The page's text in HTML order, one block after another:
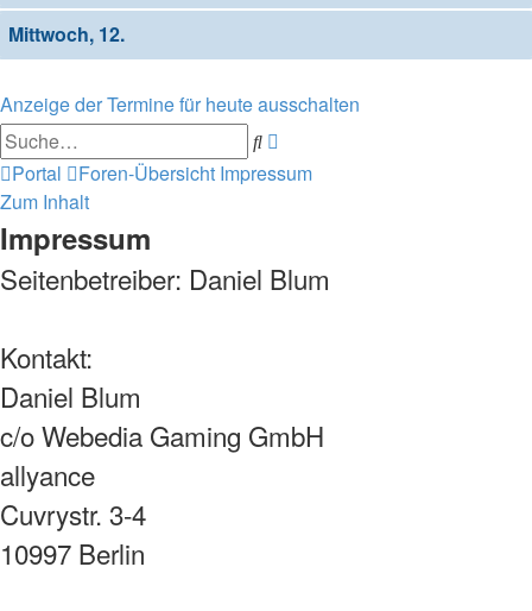
Mittwoch, 12.
Anzeige der Termine für heute ausschalten
Suche
Suche
Portal Foren-Übersicht Impressum
Zum Inhalt
Impressum
Seitenbetreiber: Daniel Blum
Kontakt:
Daniel Blum
c/o Webedia Gaming GmbH
allyance
Cuvrystr. 3-4
10997 Berlin